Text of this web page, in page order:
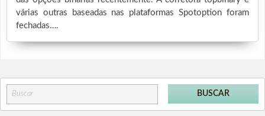
várias outras baseadas nas plataformas Spotoption foram
fechadas….